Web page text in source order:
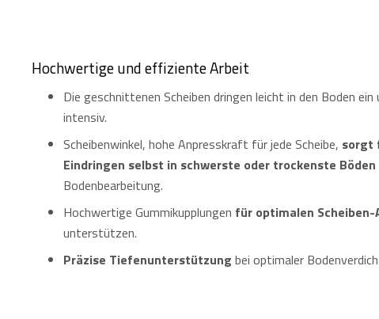
Hochwertige und effiziente Arbeit
Die geschnittenen Scheiben dringen leicht in den Boden ein
intensiv.
Scheibenwinkel, hohe Anpresskraft für jede Scheibe, sorgt
Eindringen selbst in schwerste oder trockenste Böden
Bodenbearbeitung.
Hochwertige Gummikupplungen für optimalen
unterstützen.
Präzise Tiefenunterstützung bei optimaler